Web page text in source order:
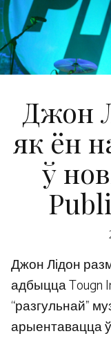
Джон
як ён
ў
Джон Лідон
адбыцца Tougn
“разгульнай”
арыентавацца